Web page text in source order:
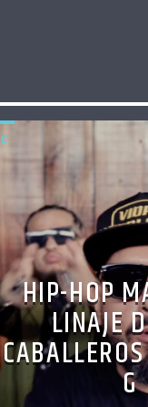
HIP-HOP
LINAJE
G